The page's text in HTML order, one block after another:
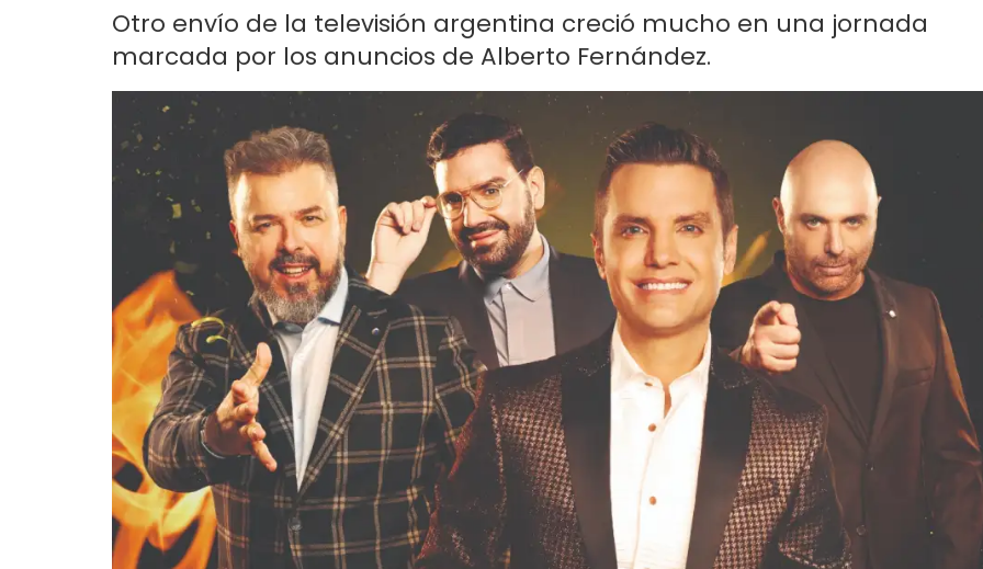
Otro envío de la televisión argentina creció mucho en una jornada
marcada por los anuncios de Alberto Fernández.